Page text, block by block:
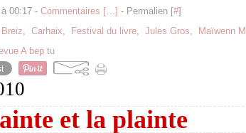
00:17 - Commentaires […] - Permalien [#]
, Carhaix, Festival du livre, Jules Gros, Maïwenn
A bep tu
et la plainte